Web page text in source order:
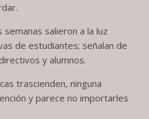
salieron a la luz
de estudiantes; señalan de
y alumnos.
trascienden, ninguna
y parece no importarles